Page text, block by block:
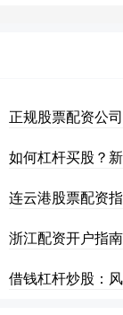
正规股票配资公
如何杠杆买股？
连云港股票配资
浙江配资开户指
借钱杠杆炒股：